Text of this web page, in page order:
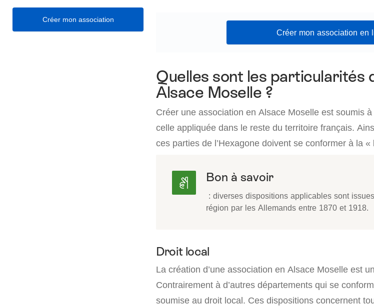
Créer mon association
Créer mon association en
Quelles sont les particularités
Alsace Moselle ?
Créer une association en Alsace Moselle est soumis
celle appliquée dans le reste du territoire français.
ces parties de l’Hexagone doivent se conformer à la «
Bon à savoir
: diverses dispositions applicables sont
région par les Allemands entre 1870 et 1918.
Droit local
La création d’une association en Alsace Moselle est
Contrairement à d’autres départements qui se
soumise au droit local. Ces dispositions concernent